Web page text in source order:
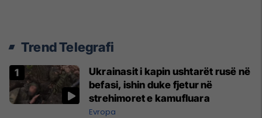
Trend Telegrafi
Ukrainasit i kapin ushtarët rusë në
befasi, ishin duke fjetur në
strehimoret e kamufluara
Evropa